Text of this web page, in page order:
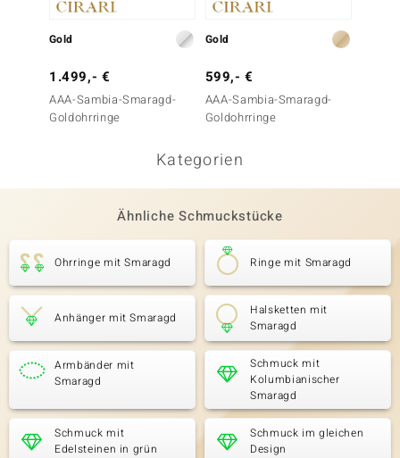
Gold
1.499,- €
AAA-Sambia-Smaragd-
Goldohrringe
Gold
599,- €
AAA-Sambia-Smaragd-
Goldohrringe
Kategorien
Ähnliche Schmuckstücke
Ohrringe mit Smaragd Ringe mit Smaragd
Anhänger mit Smaragd
Halsketten mit
Smaragd
Armbänder mit
Smaragd
Schmuck mit
Kolumbianischer
Smaragd
Schmuck mit
Edelsteinen in grün
Schmuck im gleichen
Design